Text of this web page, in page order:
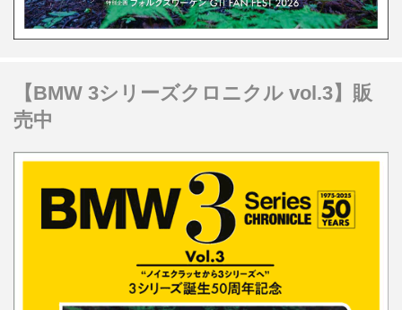
【BMW 3シリーズクロニクル vol.3】販
売中